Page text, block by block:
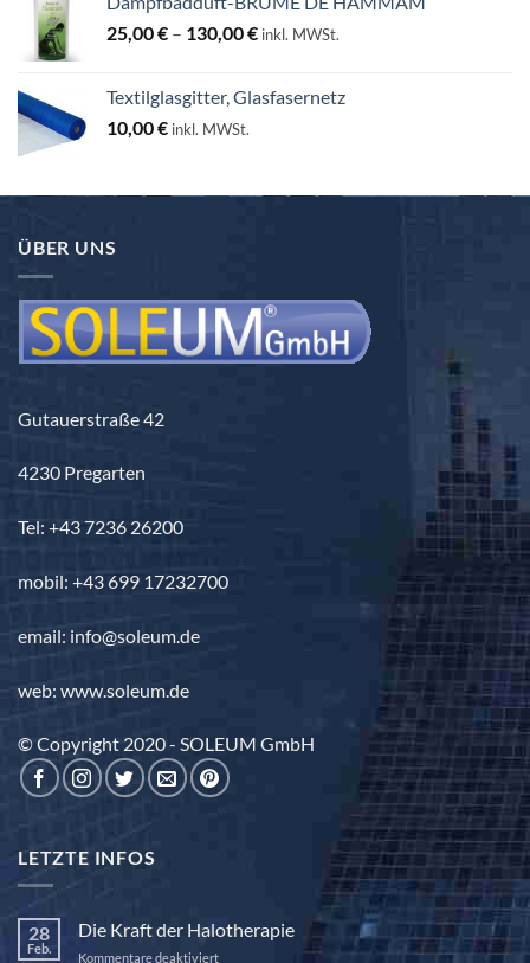
25,00€ – 130,00€Preisspanne:
130,00 €
inkl. MWSt.
Textilglasgitter, Glasfasernetz
10,00€ inkl. MWSt.
ÜBER UNS
Gutauerstraße 42
4230 Pregarten
Tel: +43 7236 26200
mobil: +43 699 17232700
email: info@soleum.de
web: www.soleum.de
© Copyright 2020 - SOLEUM GmbH
LETZTE INFOS
28
Feb.
Die Kraft der Halotherapie
Kommentare deaktiviertfür